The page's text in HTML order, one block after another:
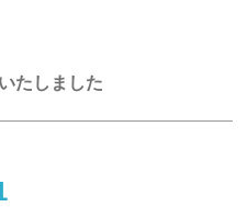
たしました